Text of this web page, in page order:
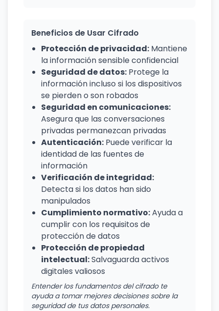
Beneficios de Usar Cifrado
Protección de privacidad: Mantiene
la información sensible confidencial
Seguridad de datos: Protege la
información incluso si los dispositivos
se pierden o son robados
Seguridad en comunicaciones:
Asegura que las conversaciones
privadas permanezcan privadas
Autenticación: Puede verificar la
identidad de las fuentes de
información
Verificación de integridad:
Detecta si los datos han sido
manipulados
Cumplimiento normativo:Ayuda a
cumplir con los requisitos de
protección de datos
Protección de propiedad
intelectual:Salvaguarda activos
digitales valiosos
Entender los fundamentos del cifrado te
ayuda a tomar mejores decisiones sobre la
seguridad de tus datos personales.